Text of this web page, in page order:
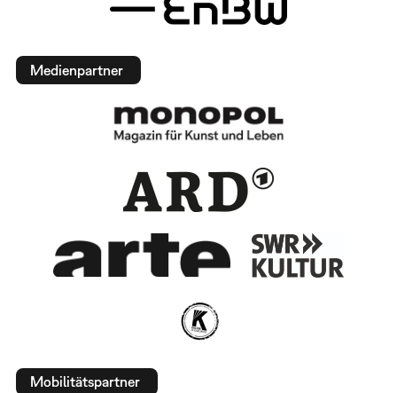
Medienpartner
Mobilitätspartner